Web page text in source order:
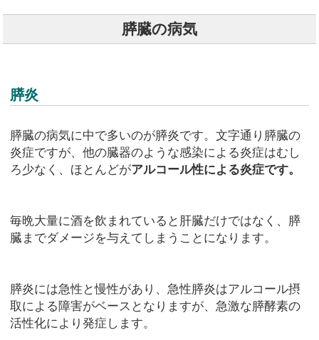
膵臓の病気
膵炎
膵臓の病気に中で多いのが膵炎です。文字通り膵臓の
炎症ですが、他の臓器のような感染による炎症はむし
ろ少なく、ほとんどがアルコール性による炎症です。
毎晩大量に酒を飲まれていると肝臓だけではなく、膵
臓までダメージを与えてしまうことになります。
膵炎には急性と慢性があり、急性膵炎はアルコール摂
取による障害がベースとなりますが、急激な膵酵素の
活性化により発症します。